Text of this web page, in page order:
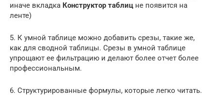
иначе вкладка Конструктор таблиц не появится на
ленте)
5. К умной таблице можно добавить срезы, такие же,
как для сводной таблицы. Срезы в умной таблице
упрощают ее фильтрацию и делают более отчет более
профессиональным.
6. Структурированные формулы, которые легко читать.